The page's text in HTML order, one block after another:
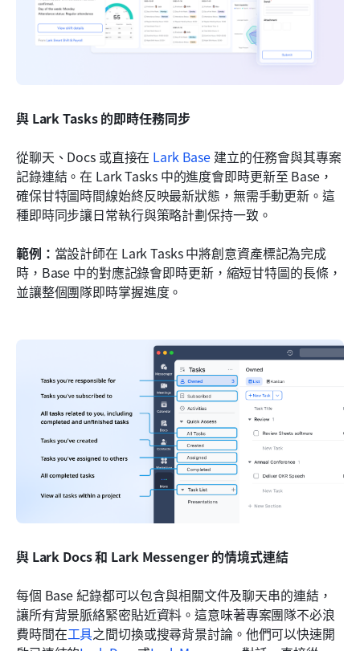
與 Lark Tasks 的即時任務同步
從聊天、Docs 或直接在 Lark Base 建立的任務會與其專案
記錄連結。在 Lark Tasks 中的進度會即時更新至 Base，
確保甘特圖時間線始終反映最新狀態，無需手動更新。這
種即時同步讓日常執行與策略計劃保持一致。
範例： 當設計師在 Lark Tasks 中將創意資產標記為完成
時，Base 中的對應記錄會即時更新，縮短甘特圖的長條，
並讓整個團隊即時掌握進度。
與 Lark Docs 和 Lark Messenger 的情境式連結
每個 Base 紀錄都可以包含與相關文件及聊天串的連結，
讓所有背景脈絡緊密貼近資料。這意味著專案團隊不必浪
費時間在工具之間切換或搜尋背景討論。他們可以快速開